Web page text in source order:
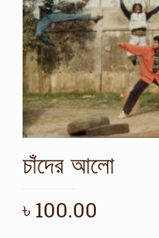
চাঁদের আলো
৳ 100.00